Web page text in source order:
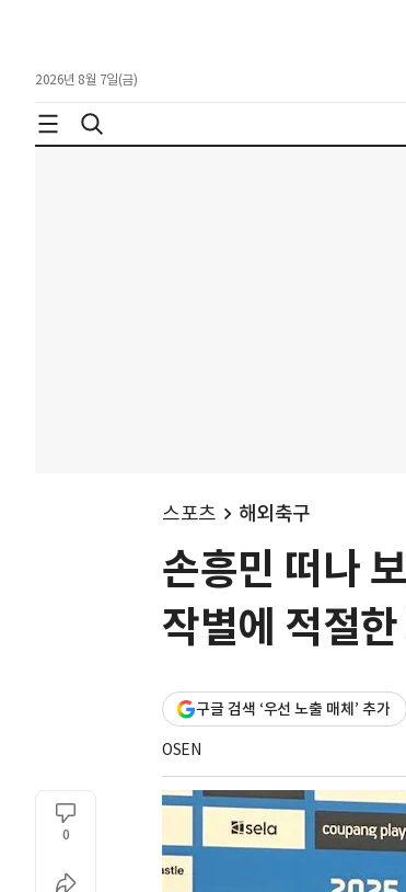
2026년 8월 7일(금)
스포츠 해외축구
손흥민 떠나
작별에 적절
구글 검색 ‘우선 노출 매체’ 추가
OSEN
0